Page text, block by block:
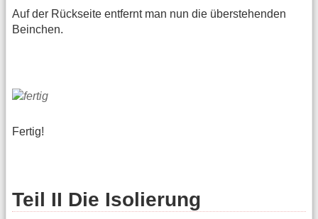
Auf der Rückseite entfernt man nun die überstehenden
Beinchen.
Fertig!
Teil II Die Isolierung